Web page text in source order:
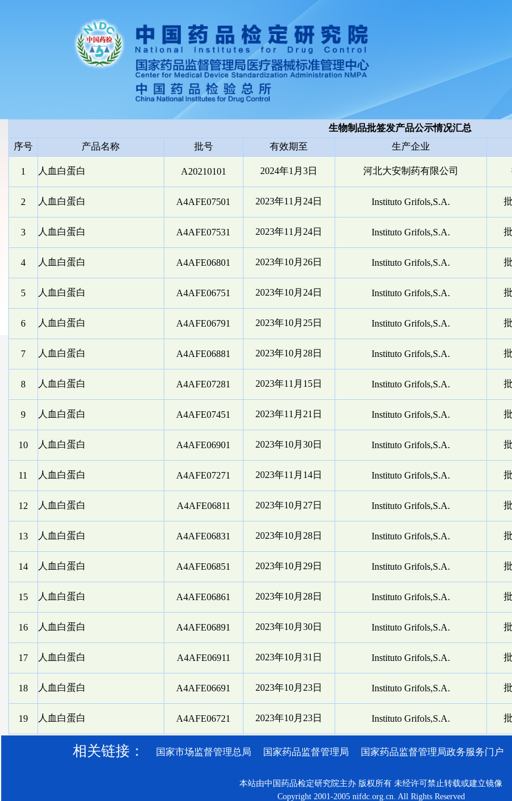
生物制品批签发产品公示情况汇总
序号
产品名称 批号 有效期至 生产企业
1 人血白蛋白 A20210101 2024年1月3日 河北大安制药有限公司
2 人血白蛋白 A4AFE07501 2023年11月24日 Instituto Grifols,S.A.
3 人血白蛋白 A4AFE07531 2023年11月24日 Instituto Grifols,S.A.
4 人血白蛋白 A4AFE06801 2023年10月26日 Instituto Grifols,S.A.
5 人血白蛋白 A4AFE06751 2023年10月24日 Instituto Grifols,S.A.
6 人血白蛋白 A4AFE06791 2023年10月25日 Instituto Grifols,S.A.
7 人血白蛋白 A4AFE06881 2023年10月28日 Instituto Grifols,S.A.
8 人血白蛋白 A4AFE07281 2023年11月15日 Instituto Grifols,S.A.
9 人血白蛋白 A4AFE07451 2023年11月21日 Instituto Grifols,S.A.
10 人血白蛋白 A4AFE06901 2023年10月30日 Instituto Grifols,S.A.
11 人血白蛋白 A4AFE07271 2023年11月14日 Instituto Grifols,S.A.
12 人血白蛋白 A4AFE06811 2023年10月27日 Instituto Grifols,S.A.
13 人血白蛋白 A4AFE06831 2023年10月28日 Instituto Grifols,S.A.
14 人血白蛋白 A4AFE06851 2023年10月29日 Instituto Grifols,S.A.
15 人血白蛋白 A4AFE06861 2023年10月28日 Instituto Grifols,S.A.
16 人血白蛋白 A4AFE06891 2023年10月30日 Instituto Grifols,S.A.
17 人血白蛋白 A4AFE06911 2023年10月31日 Instituto Grifols,S.A.
18 人血白蛋白 A4AFE06691 2023年10月23日 Instituto Grifols,S.A.
19 人血白蛋白 A4AFE06721 2023年10月23日 Instituto Grifols,S.A.
相关链接： 国家市场监督管理总局 国家药品监督管理局 国家药品监督管理局政务服务门户
本站由中国药品检定研究院主办 版权所有 未经许可禁止转载或建立镜像
Copyright 2001-2005 nifdc.org.cn. All Rights Reserved